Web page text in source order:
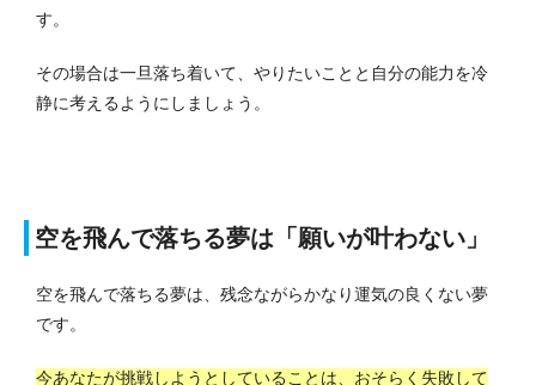
す。
その場合は一旦落ち着いて、やりたいことと自分の能力を冷
静に考えるようにしましょう。
空を飛んで落ちる夢は「願いが叶わない」
空を飛んで落ちる夢は、残念ながらかなり運気の良くない夢
です。
今あなたが挑戦しようとしていることは、おそらく失敗して